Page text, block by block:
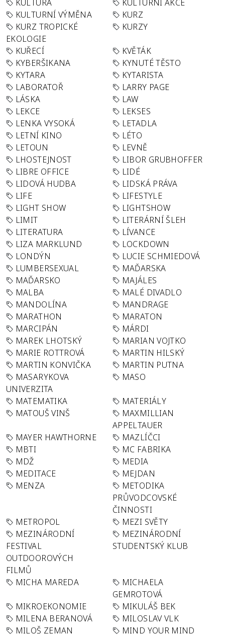
KULTURA
KULTURNÍ AKCE
KULTURNÍ VÝMĚNA
KURZ
KURZ TROPICKÉ
EKOLOGIE
KURZY
KUŘECÍ
KVĚTÁK
KYBERŠIKANA
KYNUTÉ TĚSTO
KYTARA
KYTARISTA
LABORATOŘ
LARRY PAGE
LÁSKA
LAW
LEKCE
LEKSES
LENKA VYSOKÁ
LETADLA
LETNÍ KINO
LÉTO
LETOUN
LEVNĚ
LHOSTEJNOST
LIBOR GRUBHOFFER
LIBRE OFFICE
LIDÉ
LIDOVÁ HUDBA
LIDSKÁ PRÁVA
LIFE
LIFESTYLE
LIGHT SHOW
LIGHTSHOW
LIMIT
LITERÁRNÍ ŠLEH
LITERATURA
LÍVANCE
LIZA MARKLUND
LOCKDOWN
LONDÝN
LUCIE SCHMIEDOVÁ
LUMBERSEXUAL
MAĎARSKA
MAĎARSKO
MAJÁLES
MALBA
MALÉ DIVADLO
MANDOLÍNA
MANDRAGE
MARATHON
MARATON
MARCIPÁN
MÁRDI
MAREK LHOTSKÝ
MARIAN VOJTKO
MARIE ROTTROVÁ
MARTIN HILSKÝ
MARTIN KONVIČKA
MARTIN PUTNA
MASARYKOVA
UNIVERZITA
MASO
MATEMATIKA
MATERIÁLY
MATOUŠ VINŠ
MAXMILLIAN
APPELTAUER
MAYER HAWTHORNE
MAZLÍČCI
MBTI
MC FABRIKA
MDŽ
MEDIA
MEDITACE
MEJDAN
MENZA
METODIKA
PRŮVODCOVSKÉ
ČINNOSTI
METROPOL
MEZI SVĚTY
MEZINÁRODNÍ
FESTIVAL
OUTDOOROVÝCH
FILMŮ
MEZINÁRODNÍ
STUDENTSKÝ KLUB
MICHA MAREDA
MICHAELA
GEMROTOVÁ
MIKROEKONOMIE
MIKULÁŠ BEK
MILENA BERANOVÁ
MILOSLAV VLK
MILOŠ ZEMAN
MIND YOUR MIND